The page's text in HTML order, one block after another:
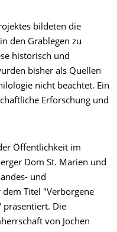
bildeten die
den Grablegen zu
historisch und
bisher als Quellen
nicht beachtet. Ein
Erforschung und
Öffentlichkeit im
Dom St. Marien und
und
Titel "Verborgene
präsentiert. Die
von Jochen